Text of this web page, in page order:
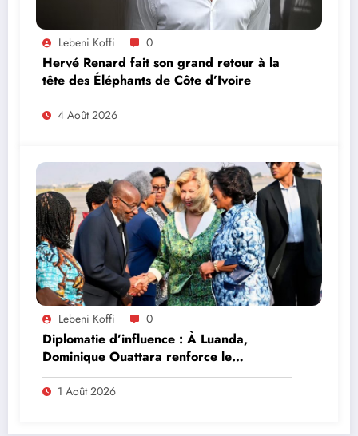
Lebeni Koffi 0
Hervé Renard fait son grand retour à la
tête des Éléphants de Côte d’Ivoire
4 Août 2026
Lebeni Koffi 0
Diplomatie d’influence : À Luanda,
Dominique Ouattara renforce le
leadership solidaire de la Côte d’Ivoire en
Afrique
1 Août 2026